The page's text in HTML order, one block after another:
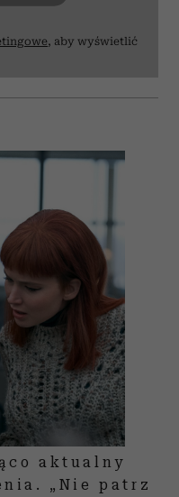
, aby wyświetlić
aktualny
„Nie patrz